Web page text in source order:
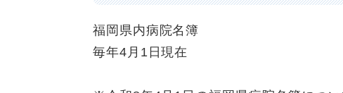
福岡県内病院名簿
毎年4月1日現在